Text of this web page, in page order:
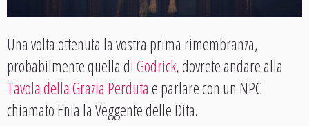
Una volta ottenuta la vostra prima rimembranza,
probabilmente quella diGodrick, dovrete andare alla
Tavola della Grazia Perdutae parlare con un NPC
chiamato Enia la Veggente delle Dita.